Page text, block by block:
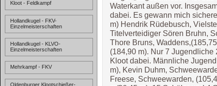
Kloot - Feldkampf
Hollandkugel - FKV-
Einzelmeisterschaften
Hollandkugel - KLVO-
Einzelmeisterschaften
Mehrkampf - FKV
Oldenburger Klootschießer-
Waterkant außen vor.
dabei. Es gewann mich
m) Hendrik Rüdebusch,
Titelverteidiger Sören Bruhn,
Thore Bruns,
(184,90 m). Nur 7
Kloot dabei. Männliche
m), Kevin Duhm,
Freese, Schweewarden,